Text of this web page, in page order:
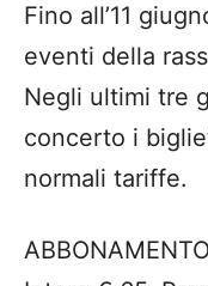
Fino all’11
eventi della
Negli ultimi tre
concerto i
normali tariffe.